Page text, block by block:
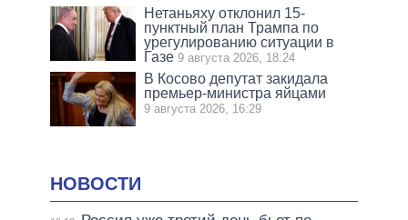
Нетаньяху отклонил 15-
пунктный план Трампа по
урегулированию ситуации в
Газе 9 августа 2026, 18:24
В Косово депутат закидала
премьер-министра яйцами
9 августа 2026, 16:29
НОВОСТИ